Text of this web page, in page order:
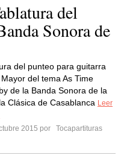
del
Sonora de
del punteo para guitarra
del tema As Time
de la Banda Sonora de la
Clásica de Casablanca Leer
2015 por
Tocapartituras